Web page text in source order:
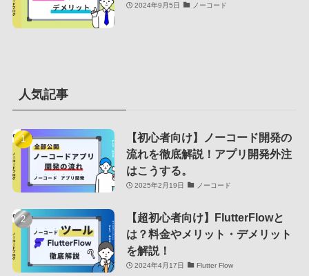
2024年9月5日 ノーコード
人気記事
【初心者向け】ノーコード開発の
流れを徹底解説！アプリ開発外注
はこうする。
2025年2月19日 ノーコード
【超初心者向け】FlutterFlowと
は？料金やメリット・デメリット
を解説！
2024年4月17日 Flutter Flow